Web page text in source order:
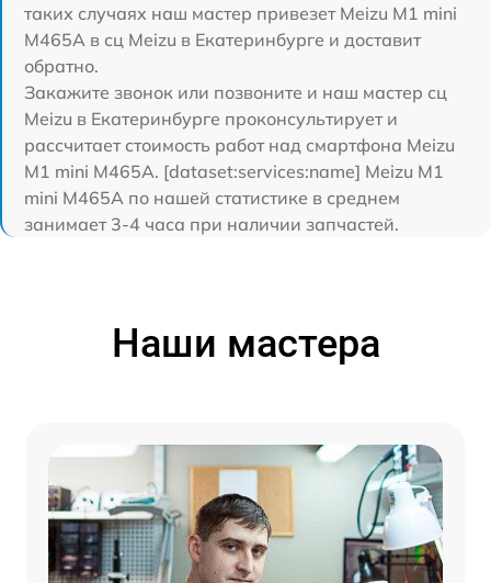
таких случаях наш мастер привезет Meizu M1 mini
M465A в сц Meizu в Екатеринбурге и доставит
обратно.
Закажите звонок или позвоните и наш мастер сц
Meizu в Екатеринбурге проконсультирует и
рассчитает стоимость работ над смартфона Meizu
M1 mini M465A. [dataset:services:name] Meizu M1
mini M465A по нашей статистике в среднем
занимает 3-4 часа при наличии запчастей.
Наши мастера